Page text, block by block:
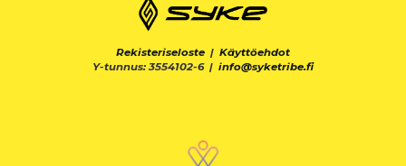
Rekisteriseloste | Käyttöehdot
Y-tunnus: 3554102-6 | info@syketribe.fi